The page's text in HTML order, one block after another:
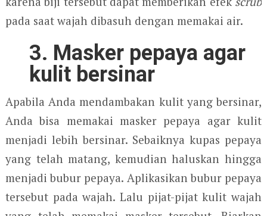
pada saat wajah dibasuh dengan memakai air.
3. Masker pepaya agar
kulit bersinar
Apabila Anda mendambakan kulit yang bersinar,
Anda bisa memakai masker pepaya agar kulit
menjadi lebih bersinar. Sebaiknya kupas pepaya
yang telah matang, kemudian haluskan hingga
menjadi bubur pepaya. Aplikasikan bubur pepaya
tersebut pada wajah. Lalu pijat-pijat kulit wajah